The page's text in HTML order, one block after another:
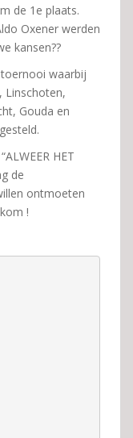
de 1e plaats.
Oxener werden
kansen??
waarbij
Linschoten,
Gouda en
HET
de
ontmoeten
!